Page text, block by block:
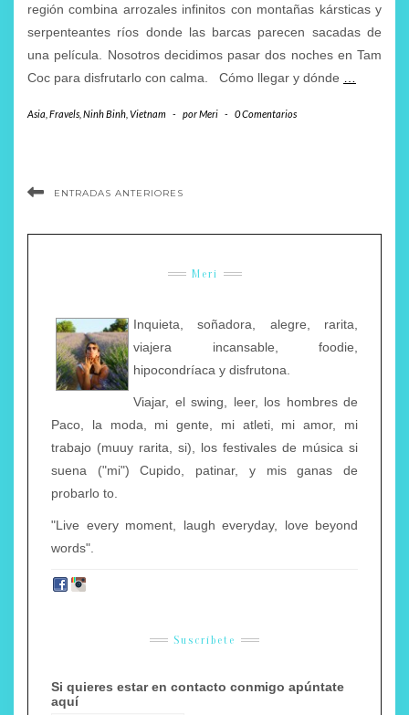
región combina arrozales infinitos con montañas kársticas y
serpenteantes ríos donde las barcas parecen sacadas de
una película. Nosotros decidimos pasar dos noches en Tam
Coc para disfrutarlo con calma. Cómo llegar y dónde
Asia Fravels Ninh Binh Vietnam - porMeri - 0 Comentarios
ENTRADAS ANTERIORES
Meri
Inquieta, soñadora, alegre, rarita,
viajera incansable, foodie,
hipocondríaca y disfrutona.
Viajar, el swing, leer, los hombres de
Paco, la moda, mi gente, mi atleti, mi amor, mi
trabajo (muuy rarita, si), los festivales de música si
suena ("mi") Cupido, patinar, y mis ganas de
probarlo to.
"Live every moment, laugh everyday, love beyond
words".
Suscríbete
Si quieres estar en contacto conmigo apúntate
aquí